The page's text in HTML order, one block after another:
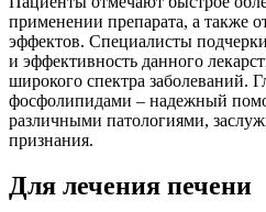
применении препарата, а также
эффектов. Специалисты
и эффективность данного
широкого спектра заболеваний.
фосфолипидами – надежный
различными патологиями,
признания.
Для лечения печени